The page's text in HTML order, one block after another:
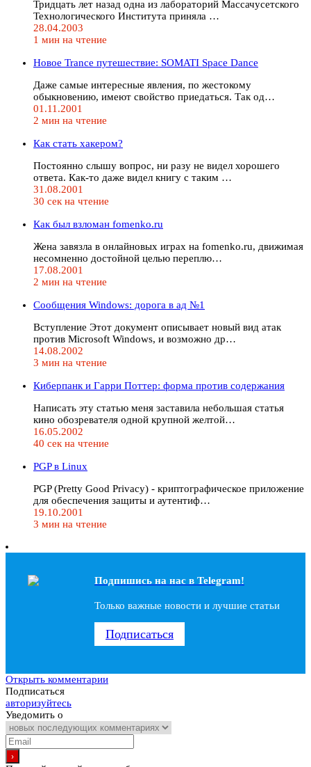
Тридцать лет назад одна из лабораторий Массачусетского
Технологического Института приняла …
28.04.2003
1 мин на чтение
Новое Trance путешествие: SOMATI Space Dance
Даже самые интересные явления, по жестокому
обыкновению, имеют свойство приедаться. Так од…
01.11.2001
2 мин на чтение
Как стать хакером?
Постоянно слышу вопрос, ни разу не видел хорошего
ответа. Как-то даже видел книгу с таким …
31.08.2001
30 сек на чтение
Как был взломан fomenko.ru
Жена завязла в онлайновых играх на fomenko.ru, движимая
несомненно достойной целью переплю…
17.08.2001
2 мин на чтение
Сообщения Windows: дорога в ад №1
Вступление Этот документ описывает новый вид атак
против Microsoft Windows, и возможно др…
14.08.2002
3 мин на чтение
Киберпанк и Гарри Поттер: форма против содержания
Написать эту статью меня заставила небольшая статья
кино обозревателя одной крупной желтой…
16.05.2002
40 сек на чтение
PGP в Linux
PGP (Pretty Good Privacy) - криптографическое приложение
для обеспечения защиты и аутентиф…
19.10.2001
3 мин на чтение
Подпишись на наc в Telegram!
Только важные новости и лучшие статьи
Подписаться
Открыть комментарии
Подписаться
авторизуйтесь
Уведомить о